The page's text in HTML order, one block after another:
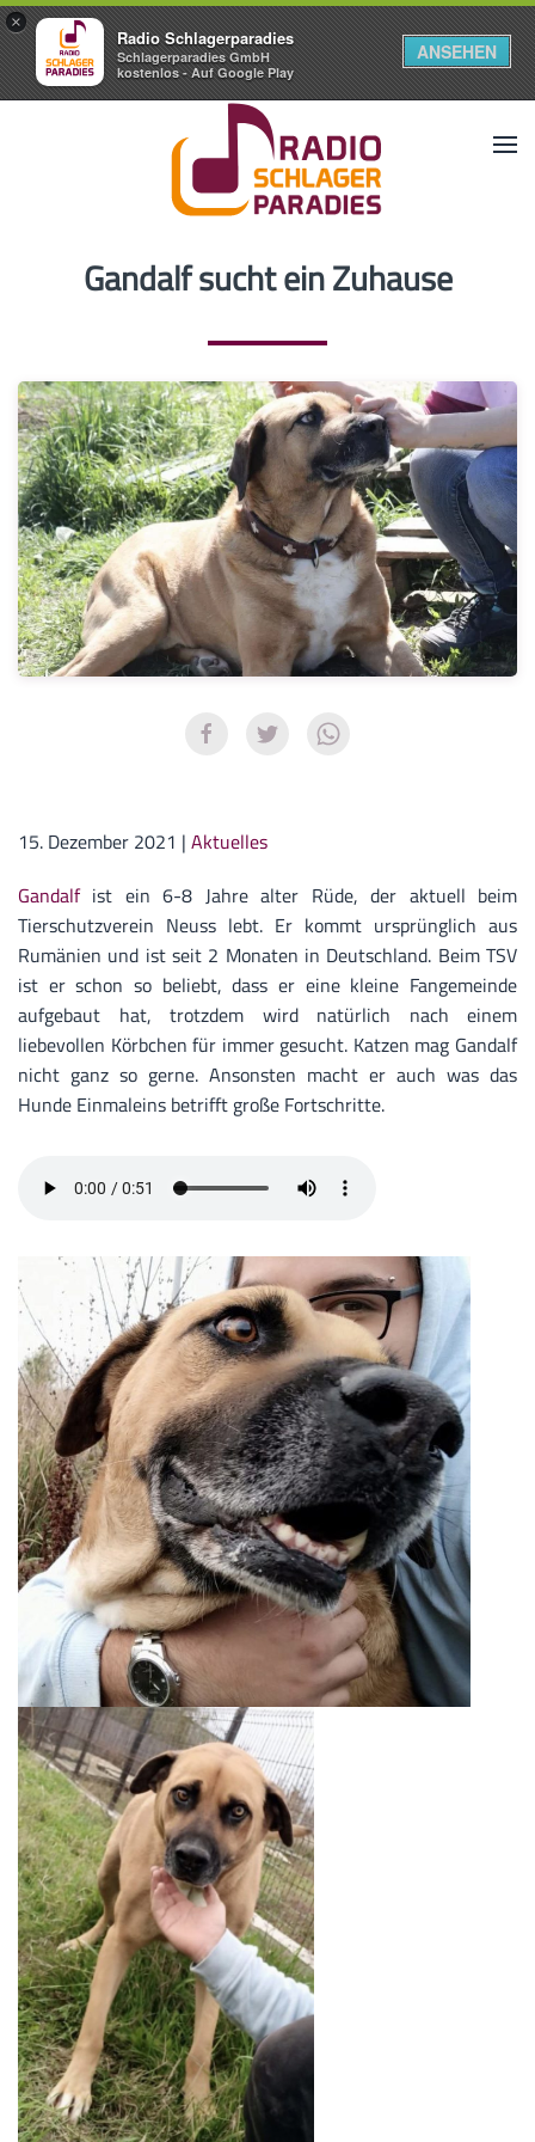
×
Radio Schlagerparadies
Schlagerparadies GmbH
kostenlos - Auf Google Play
ANSEHEN
Gandalf sucht ein Zuhause
15. Dezember 2021 | Aktuelles
Gandalfist ein 6-8 Jahre alter Rüde, der aktuell beim
Tierschutzverein Neuss lebt. Er kommt ursprünglich aus
Rumänien und ist seit 2 Monaten in Deutschland. Beim TSV
ist er schon so beliebt, dass er eine kleine Fangemeinde
aufgebaut hat, trotzdem wird natürlich nach einem
liebevollen Körbchen für immer gesucht. Katzen mag Gandalf
nicht ganz so gerne. Ansonsten macht er auch was das
Hunde Einmaleins betrifft große Fortschritte.